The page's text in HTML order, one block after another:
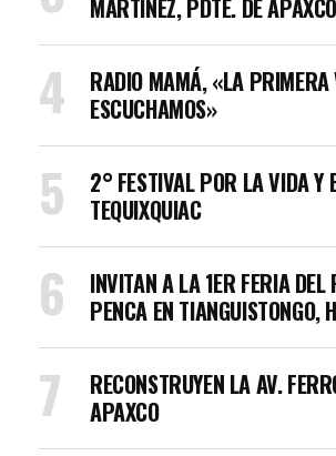
MARTÍNEZ, PDTE. DE APAXCO
RADIO MAMÁ, «LA PRIMERA
ESCUCHAMOS»
2° FESTIVAL POR LA VIDA Y
TEQUIXQUIAC
INVITAN A LA 1ER FERIA DEL
PENCA EN TIANGUISTONGO,
RECONSTRUYEN LA AV.
APAXCO